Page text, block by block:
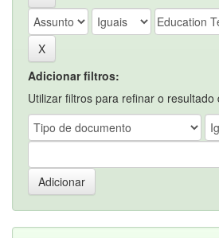
Adicionar filtros:
Utilizar filtros para refinar o resultado